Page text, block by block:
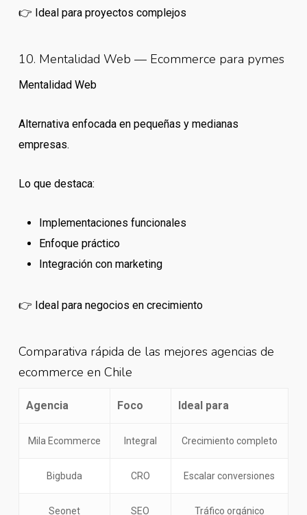
👉 Ideal para proyectos complejos
10. Mentalidad Web — Ecommerce para pymes
Mentalidad Web
Alternativa enfocada en pequeñas y medianas
empresas.
Lo que destaca:
Implementaciones funcionales
Enfoque práctico
Integración con marketing
👉 Ideal para negocios en crecimiento
Comparativa rápida de las mejores agencias de
ecommerce en Chile
Agencia Foco Ideal para
Mila Ecommerce Integral Crecimiento completo
Bigbuda CRO Escalar conversiones
Seonet SEO Tráfico orgánico